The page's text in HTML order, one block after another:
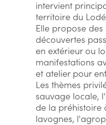
intervient
territoire du
Elle propose
découvertes
en extérieur ou
manifestations
et atelier pour
Les thèmes
sauvage locale,
de la préhistoire
lavognes,